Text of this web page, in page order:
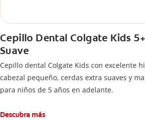
Cepillo Dental Colgate Kids
Suave
Cepillo dental Colgate Kids con excelente
cabezal pequeño, cerdas extra suaves y
para niños de 5 años en adelante.
Descubra más